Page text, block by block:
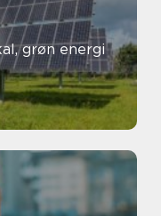
grøn energi